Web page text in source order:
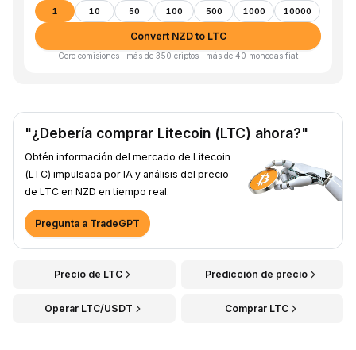
1 10 50 100 500 1000 10000
Convert NZD to LTC
Cero comisiones · más de 350 criptos · más de 40 monedas fiat
"¿Debería comprar Litecoin (LTC) ahora?"
Obtén información del mercado de Litecoin
(LTC) impulsada por IA y análisis del precio
de LTC en NZD en tiempo real.
Pregunta a TradeGPT
Precio de LTC Predicción de precio
Operar LTC/USDT Comprar LTC